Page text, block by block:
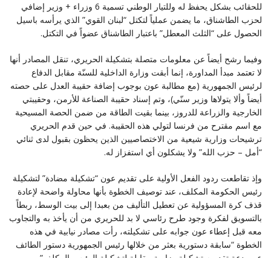
للحقائب بشكل يحفظ له وللتيار الوطني تسمية 6 وزراء + وزير إضافي
لحزب الطاشناق، ما يضمن عملياً لتكتل “لبنان القوي” الذي يرأسه باسيل
الحصول على “الثلث المعطل” باعتبار الطاشناق عضواً في التكتل.
وفيما رشح أيضاً عن معلومات متصلة بتشكيلة الحريري، تنقل المصادر أنها
لا تعتمد مبدأ المداورة، إنما أبقت وزارة الداخلية للسنّة مقابل الدفاع
لرئيس الجمهورية (مع مطالبة عون بوجوب إضافة حقيبة العدل على حصته
أيضاً وألا يتولاها وزير سنّي)، وتم إسناد حقيبة الصناعة للأرمن، وحقيبتي
الخارجية والزراعة للدروز، بينما بقيت الطاقة من ضمن الحصة المسيحية
مع اسم مقترح من فرنسا لتولي هذه الحقيبة. في حين قدم الحريري
ترشيحات وزارية شيعية من الاختصاصيين الذين يحظون بقبول لدى ثنائي
“أمل – حزب الله” ولا يشكلون أي استفزاز له.
وإذ تقاطعت ردود الفعل الأولية على تقديم عون “تشكيلة مضادة” لتشكيلة
رئيس الحكومة المكلف، عند توصيف الخطوة بأنها محاولة واضحة لإعادة
قذف كرة المسؤولية عن تعطيل التأليف من بعبدا إلى بيت الوسط، ربطاً
بالتسويق لفكرة وجود طرح رئاسي لا بد للحريري من أن يأخذ به والتجاوب
معه قبل إعطاء عون جوابه على تشكيلته، رأت مصادر نيابية في هذه
الخطوة “سابقة دستورية بعثر من خلالها رئيس الجمهورية دستور الطائف